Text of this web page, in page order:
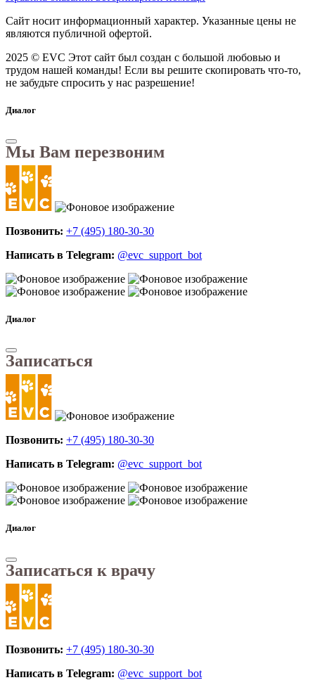
Сайт носит информационный характер. Указанные цены не
являются публичной офертой.
2025 © EVC Этот сайт был создан с большой любовью и
трудом нашей команды! Если вы решите скопировать что-то,
не забудьте спросить у нас разрешение!
Диалог
Мы Вам перезвоним
Позвонить: +7 (495) 180-30-30
Написать в Telegram: @evc_support_bot
Диалог
Записаться
Позвонить: +7 (495) 180-30-30
Написать в Telegram: @evc_support_bot
Диалог
Записаться к врачу
Позвонить: +7 (495) 180-30-30
Написать в Telegram: @evc_support_bot